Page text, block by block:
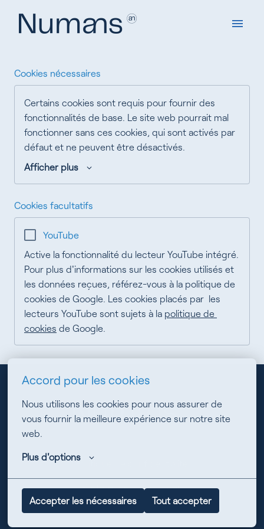
Accord pour les cookies
Nous utilisons les cookies pour nous assurer de
vous fournir la meilleure expérience sur notre site
web.
Plus d'options
Accepter les nécessaires Tout accepter
contenuPage d'accueil
Cookies nécessaires
Certains cookies sont requis pour fournir des
fonctionnalités de base. Le site web pourrait mal
fonctionner sans ces cookies, qui sont activés par
défaut et ne peuvent être désactivés.
Afficher plus
Cookies facultatifs
YouTube
Active la fonctionnalité du lecteur YouTube intégré.
Pour plus d'informations sur les cookies utilisés et
les données reçues, référez-vous à la politique de
cookies de Google. Les cookies placés par  les
lecteurs YouTube sont sujets à la politique de
cookies de Google.
Page d'accueil
Politique de confidentialité
Préférences de cookies